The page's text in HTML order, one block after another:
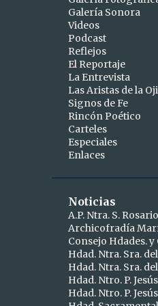
abril
abr 15
abr 10
marzo
mar 25
mar 24
mar 19
mar 16
mar 11
mar 09
mar 06
mar 04
febrero
Galería Sonora
Videos
Podcast
Reflejos
El Reportaje
La Entrevista
Las Aristas de la
Signos de Fe
Rincón Poético
Carteles
Especiales
Enlaces
Noticias
A.P. Ntra. S.
Archicofradía
Consejo Hdades.
Hdad. Ntra. Sra.
Hdad. Ntra. Sra.
Hdad. Ntro. P.
Hdad. Ntro. P.